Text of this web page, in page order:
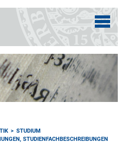
STUDIUM
STUDIENFACHBESCHREIBUNGEN